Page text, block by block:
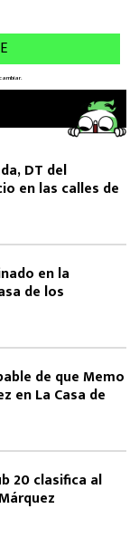
DT del
en las calles de
en la
de los
de que Memo
en La Casa de
20 clasifica al